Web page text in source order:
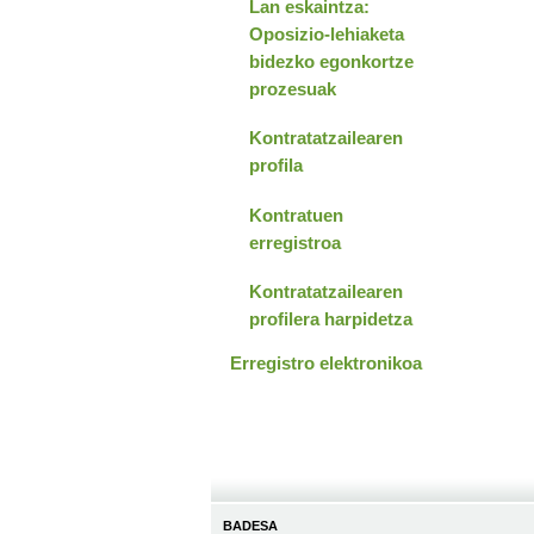
Lan eskaintza:
Oposizio-lehiaketa
bidezko egonkortze
prozesuak
Kontratatzailearen
profila
Kontratuen
erregistroa
Kontratatzailearen
profilera harpidetza
Erregistro elektronikoa
BADESA